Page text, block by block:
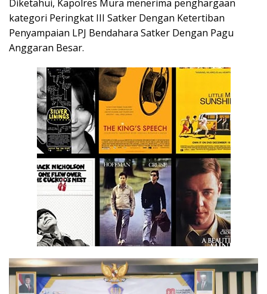
Diketahui, Kapolres Mura menerima penghargaan
kategori Peringkat III Satker Dengan Ketertiban
Penyampaian LPJ Bendahara Satker Dengan Pagu
Anggaran Besar.